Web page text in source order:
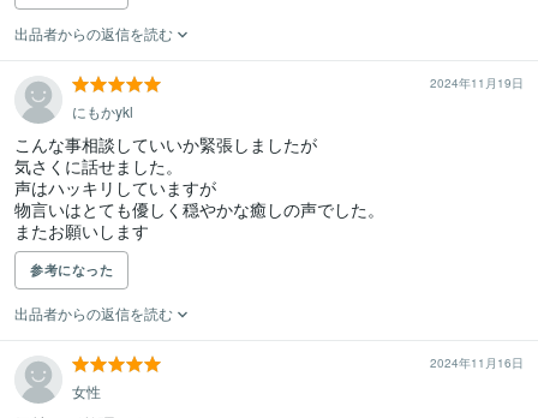
出品者からの返信を読む
2024年11月19日
にもかykl
こんな事相談していいか緊張しましたが
気さくに話せました。
声はハッキリしていますが
物言いはとても優しく穏やかな癒しの声でした。
またお願いします
参考になった
出品者からの返信を読む
2024年11月16日
女性